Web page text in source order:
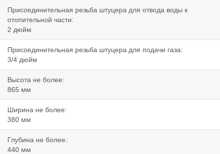
Присоединительная резьба штуцера для отвода воды к
отопительной части:
2 дюйм
Присоединительная резьба штуцера для подачи газа:
3/4 дюйм
Высота не более:
865 мм
Ширина не более:
380 мм
Глубина не более:
440 мм